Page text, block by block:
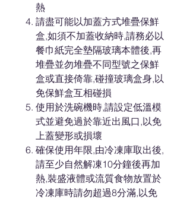
熱
請盡可能以加蓋方式堆疊保鮮
盒,如須不加蓋收納時,請務必以
餐巾紙完全墊隔玻璃本體後,再
堆疊並勿堆疊不同型號之保鮮
盒或直接倚靠,碰撞玻璃盒身,以
免保鮮盒互相碰損
使用於洗碗機時,請設定低溫模
式並避免過於靠近出風口,以免
上蓋變形或損壞
確保使用年限,由冷凍庫取出後,
請至少自然解凍10分鐘後再加
熱,裝盛液體或流質食物放置於
冷凍庫時請勿超過8分滿,以免